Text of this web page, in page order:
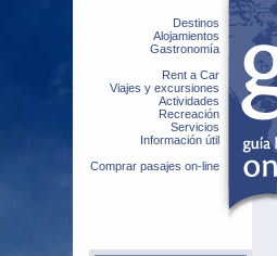
Destinos
Alojamientos
Gastronomía
Rent a Car
Viajes y excursiones
Actividades
Recreación
Servicios
Información útil
Comprar pasajes on-line